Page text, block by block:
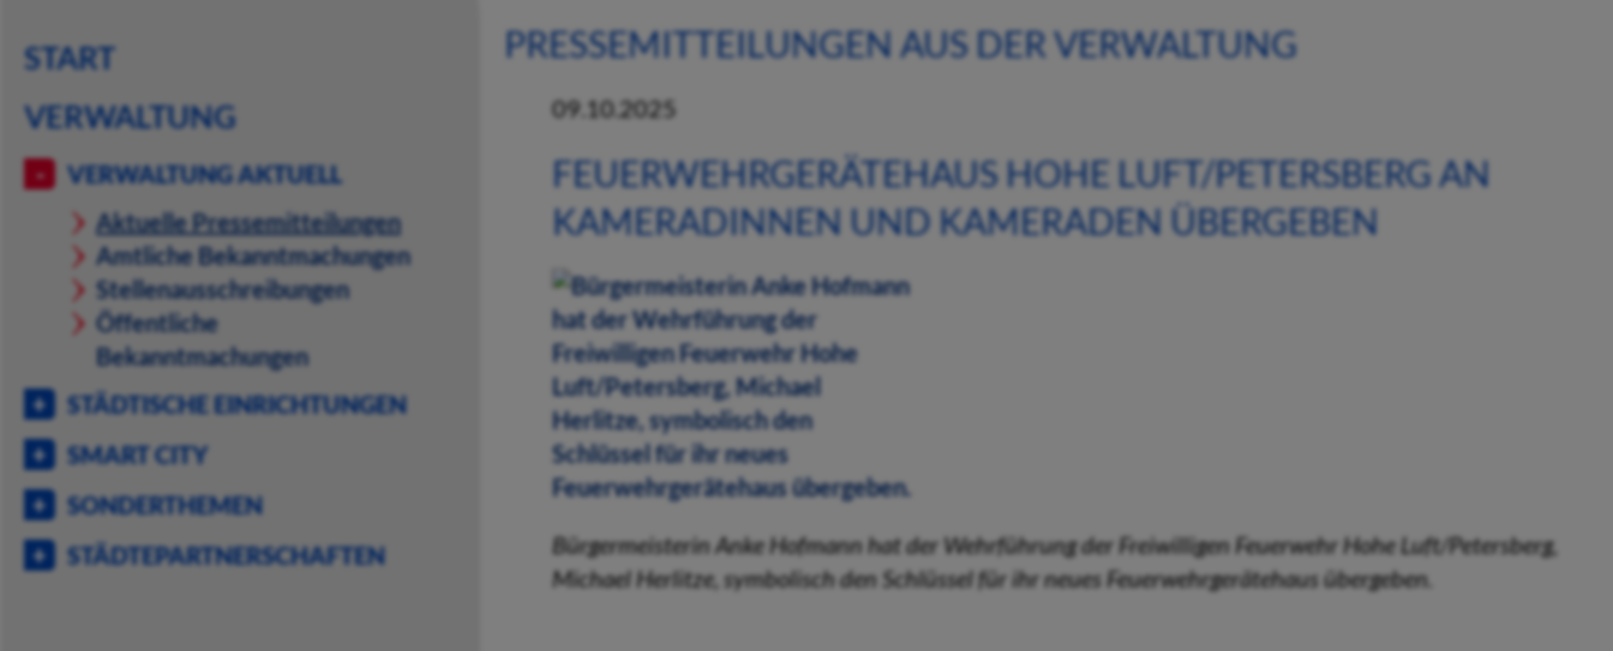
START
VERWALTUNG
VERWALTUNG AKTUELL
Aktuelle Pressemitteilungen
Amtliche Bekanntmachungen
Stellenausschreibungen
Öffentliche
Bekanntmachungen
STÄDTISCHE EINRICHTUNGEN
SMART CITY
SONDERTHEMEN
STÄDTEPARTNERSCHAFTEN
PRESSEMITTEILUNGEN AUS DER VERWALTUNG
09.10.2025
FEUERWEHRGERÄTEHAUS HOHE LUFT/PETERSBERG AN
KAMERADINNEN UND KAMERADEN ÜBERGEBEN
Bürgermeisterin Anke Hofmann hat der Wehrführung der Freiwilligen Feuerwehr Hohe Luft/Petersberg,
Michael Herlitze, symbolisch den Schlüssel für ihr neues Feuerwehrgerätehaus übergeben.